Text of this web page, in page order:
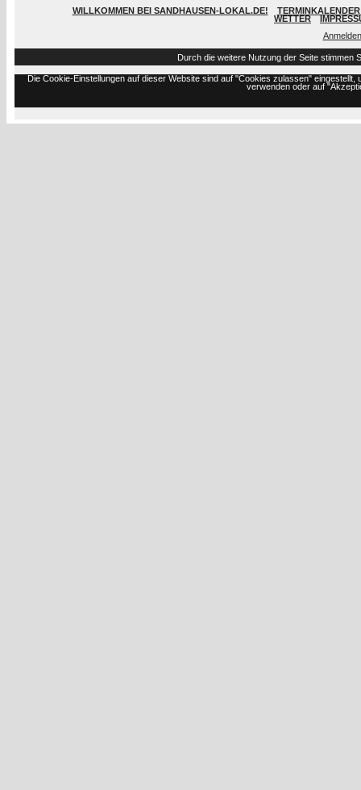
WILLKOMMEN BEI SANDHAUSEN-LOKAL.DE!
TERMINKALENDER
WETTER
Anmelden
Durch die weitere Nutzung der Seite stimmen
Die Cookie-Einstellungen auf dieser Website sind auf "Cookies zulassen"
verwenden oder auf